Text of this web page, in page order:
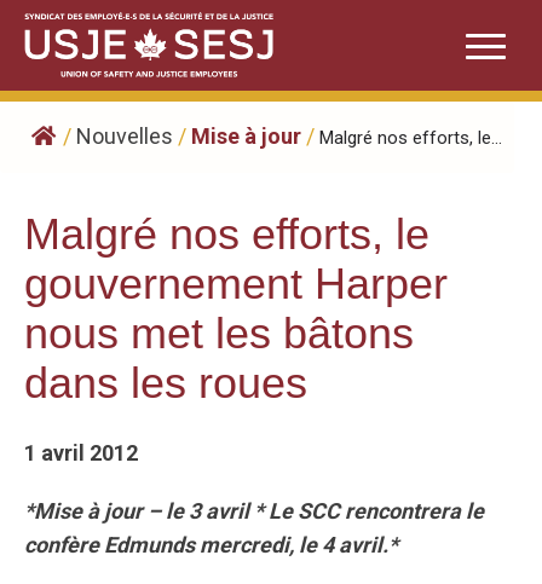
Skip
content
/ Nouvelles / Mise à jour / Malgré nos efforts, le...
Malgré nos efforts, le
gouvernement Harper
nous met les bâtons
dans les roues
1 avril 2012
*Mise à jour – le 3 avril * Le SCC rencontrera le
confère Edmunds mercredi, le 4 avril.*